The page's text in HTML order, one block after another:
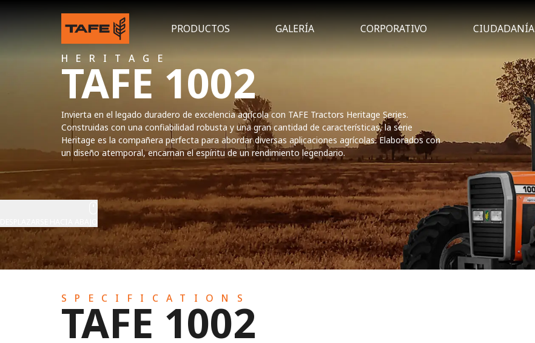
PRODUCTOS GALERÍA CORPORATIVO CIUDADANÍA
HERITAGE
TAFE 1002
Invierta en el legado duradero de excelencia agrícola con TAFE Tractors Heritage Series.
Construidas con una confiabilidad robusta y una gran cantidad de características, la serie
Heritage es la compañera perfecta para abordar diversas aplicaciones agrícolas. Elaborados con
un diseño atemporal, encarnan el espíritu de un rendimiento legendario.
SPECIFICATIONS
TAFE 1002